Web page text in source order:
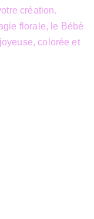
création.
florale, le Bébé
colorée et